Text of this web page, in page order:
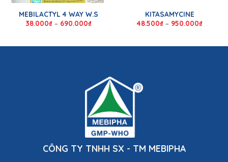
MEBILACTYL 4 WAY W.S
38.000₫– 690.000₫
KITASAMYCINE
48.500₫ – 950.000₫
CÔNG TY TNHH SX - TM MEBIPHA